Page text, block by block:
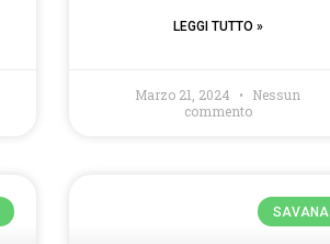
LEGGI TUTTO »
Marzo 21, 2024
Nessun
commento
SAVANA